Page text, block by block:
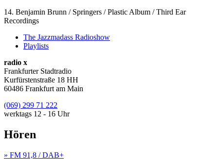
14. Benjamin Brunn / Springers / Plastic Album / Third Ear
Recordings
The Jazzmadass Radioshow
Playlists
radio x
Frankfurter Stadtradio
Kurfürstenstraße 18 HH
60486 Frankfurt am Main
(069) 299 71 222
werktags 12 - 16 Uhr
Hören
» FM 91,8 / DAB+